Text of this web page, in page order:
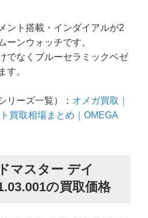
ント搭載・インダイアルが2
ーンウォッチです。
でなくブルーセラミックベゼ
す。
リーズ一覧）： オメガ買取｜
買取相場まとめ｜OMEGA
マスター デイ
の買取価格